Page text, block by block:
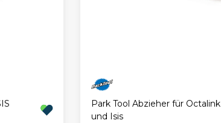
Park Tool Abzieher für Octalink
und Isis